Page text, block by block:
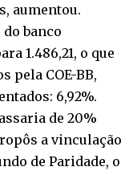
aumentou.
do banco
1.486,21, o que
pela COE-BB,
6,92%.
de 20%
a vinculação
de Paridade, o